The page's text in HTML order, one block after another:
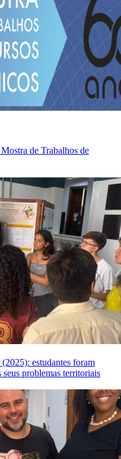
de Trabalhos de
estudantes foram
problemas territoriais